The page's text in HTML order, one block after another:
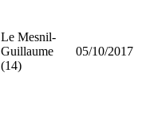
Le Mesnil-
Guillaume
(14)
05/10/2017